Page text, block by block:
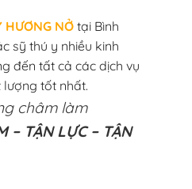
HƯƠNG NỞtại Bình
sỹ thú y nhiều kinh
đến tất cả các dịch vụ
lượng tốt nhất.
châm làm
– TẬN LỰC – TẬN